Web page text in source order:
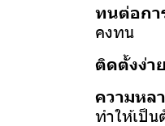
ทนต่อกา
คงทน
ติดตั้งง่า
ความหล
ทำให้เป็